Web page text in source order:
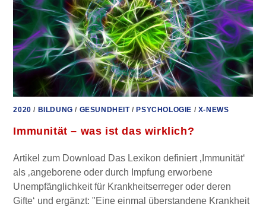
2020 / BILDUNG / GESUNDHEIT/ PSYCHOLOGIE / X-NEWS
Immunität – was ist das wirklich?
Artikel zum Download Das Lexikon definiert ‚Immunität‘
als ‚angeborene oder durch Impfung erworbene
Unempfänglichkeit für Krankheitserreger oder deren
Gifte‘ und ergänzt: "Eine einmal überstandene Krankheit